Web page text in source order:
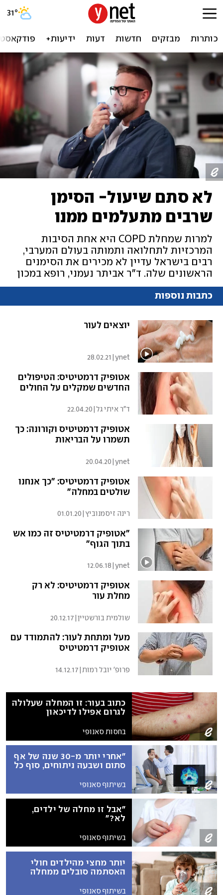
31°
כותרות מבזקים חדשות דעות ידיעות+
לא סתם שיעול- הסימן
שרבים מתעלמים ממנו
למרות שמחלת COPD היא אחת הסיבות
המרכזיות לתחלואה ותמותה בעולם המערבי,
רבים בישראל עדיין לא מכירים את הסימנים
הראשונים שלה. ד"ר אביתר נעמני, רופא במכון
למחלות ריאה, מסביר על המחלה, והחשיבות
להעלות את המודעות בציבור כדי למנוע אבחון
מאוחר שמתרחש לעיתים רק כשהנזק לריאות
כבר בלתי הפיך
כתבות נוספות
יוצאים לעור
ynet
|
28.02.21
אטופיק דרמטיטיס: הטיפולים
החדשים שמקלים על החולים
ד"ר איתי גל|
22.04.20
אטופיק דרמטיטיס וקורונה: כך
תשמרו על הבריאות
ynet
|
20.04.20
אטופיק דרמטיטיס: "כך אנחנו
שולטים במחלה"
רינה זיסמנוביץ 01.01.20
"אטופיק דרמטיטיס זה כמו אש
בתוך הגוף"
ynet
|
12.06.18
אטופיק דרמטיטיס: לא רק
מחלת עור
שולמית בורשטיין|
20.12.17
מעל ומתחת לעור: להתמודד עם
אטופיק דרמטיטיס
פרופ' יובל רמות 14.12.17
כתוב בעור: זו המחלה שעלולה
לגרום אפילו לדיכאון
בחסות סאנופי
"אחרי יותר מ-30 שנה של אף
סתום ושבעה ניתוחים, סוף כל
בשיתוף סאנופי
"אבל זו מחלה של ילדים,
לא?"
בשיתוף סאנופי
יותר מחצי מהילדים חולי
האסתמה סובלים ממחלה
שהפתרונות קיימים
בשיתוף סאנופי